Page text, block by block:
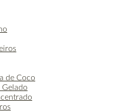
de Coco
Gelado